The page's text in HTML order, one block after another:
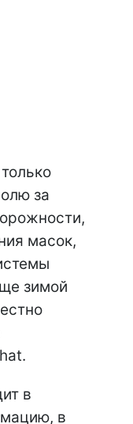
за
масок,
зимой
в
в